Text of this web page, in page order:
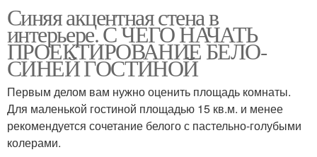
Синяя акцентная стена в
интерьере. С ЧЕГО НАЧАТЬ
ПРОЕКТИРОВАНИЕ БЕЛО-
СИНЕЙ ГОСТИНОЙ
Первым делом вам нужно оценить площадь комнаты.
Для маленькой гостиной площадью 15 кв.м. и менее
рекомендуется сочетание белого с пастельно-голубыми
колерами.